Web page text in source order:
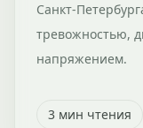
Санкт-
тревожностью,
напряжением.
3 мин чтения